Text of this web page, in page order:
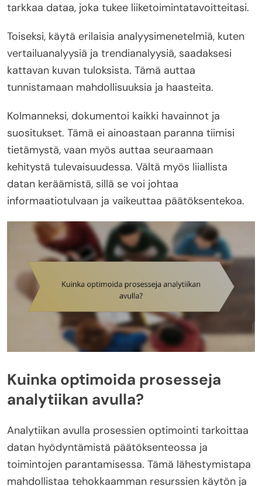
tarkkaa dataa, joka tukee liiketoimintatavoitteitasi.
Toiseksi, käytä erilaisia analyysimenetelmiä, kuten
vertailuanalyysiä ja trendianalyysiä, saadaksesi
kattavan kuvan tuloksista. Tämä auttaa
tunnistamaan mahdollisuuksia ja haasteita.
Kolmanneksi, dokumentoi kaikki havainnot ja
suositukset. Tämä ei ainoastaan paranna tiimisi
tietämystä, vaan myös auttaa seuraamaan
kehitystä tulevaisuudessa. Vältä myös liiallista
datan keräämistä, sillä se voi johtaa
informaatiotulvaan ja vaikeuttaa päätöksentekoa.
Kuinka optimoida prosesseja
analytiikan avulla?
Analytiikan avulla prosessien optimointi tarkoittaa
datan hyödyntämistä päätöksenteossa ja
toimintojen parantamisessa. Tämä lähestymistapa
mahdollistaa tehokkaamman resurssien käytön ja